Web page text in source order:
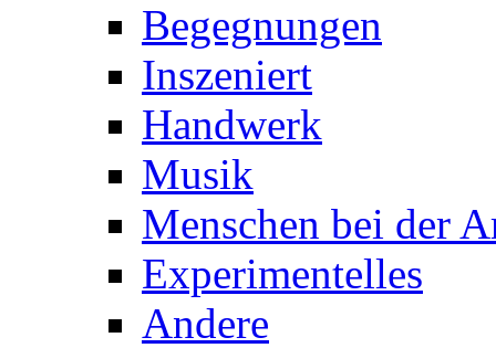
Begegnungen
Inszeniert
Handwerk
Musik
Menschen bei der
Experimentelles
Andere